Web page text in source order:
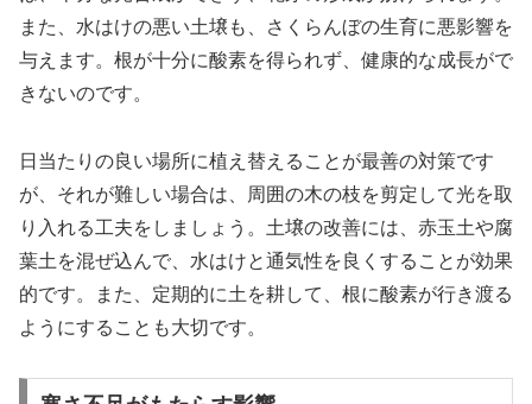
また、水はけの悪い土壌も、さくらんぼの生育に悪影響を
与えます。根が十分に酸素を得られず、健康的な成長がで
きないのです。
日当たりの良い場所に植え替えることが最善の対策です
が、それが難しい場合は、周囲の木の枝を剪定して光を取
り入れる工夫をしましょう。土壌の改善には、赤玉土や腐
葉土を混ぜ込んで、水はけと通気性を良くすることが効果
的です。また、定期的に土を耕して、根に酸素が行き渡る
ようにすることも大切です。